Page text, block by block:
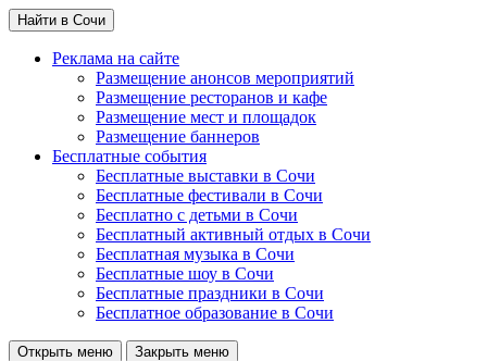
Найти в Сочи
Реклама на сайте
Размещение анонсов мероприятий
Размещение ресторанов и кафе
Размещение мест и площадок
Размещение баннеров
Бесплатные события
Бесплатные выставки в Сочи
Бесплатные фестивали в Сочи
Бесплатно с детьми в Сочи
Бесплатный активный отдых в Сочи
Бесплатная музыка в Сочи
Бесплатные шоу в Сочи
Бесплатные праздники в Сочи
Бесплатное образование в Сочи
Открыть меню Закрыть меню